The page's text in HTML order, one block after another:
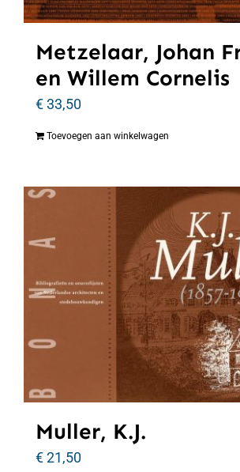
Metzelaar, Johan
en Willem Cornelis
€33,50
Toevoegen aan winkelwagen
Muller, K.J.
€21,50